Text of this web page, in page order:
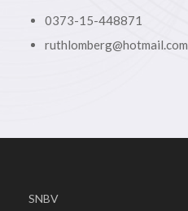
0373-15-448871
ruthlomberg@hotmail.com
SNBV